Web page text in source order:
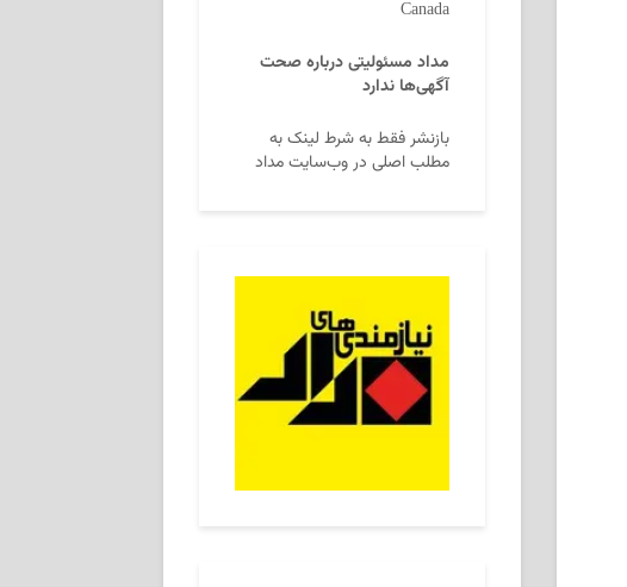
Canada
مداد مسئولیتی درباره صحت
آگهی‌ها ندارد
بازنشر فقط به شرط لینک به
مطلب اصلی در وب‌سایت مداد